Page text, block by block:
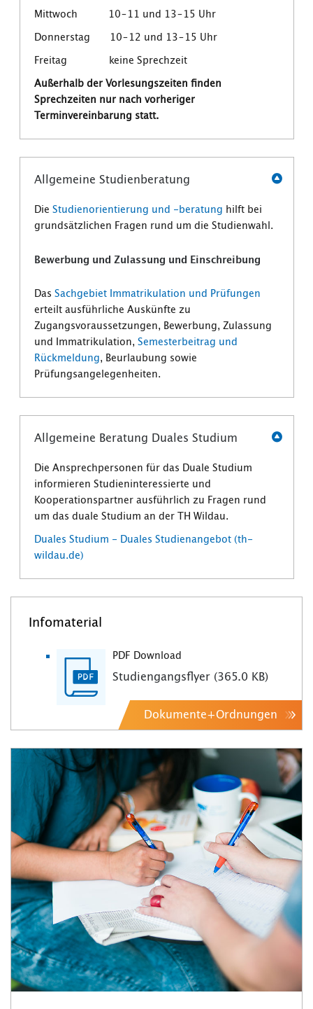
Mittwoch 10–11 und 13–15 Uhr
Donnerstag 10–12 und 13–15 Uhr
Freitag keine Sprechzeit
Außerhalb der Vorlesungszeiten finden
Sprechzeiten nur nach vorheriger
Terminvereinbarung statt.
Allgemeine Studienberatung
Die Studienorientierung und -beratung hilft bei
grundsätzlichen Fragen rund um die Studienwahl.
Bewerbung und Zulassung und Einschreibung
Das Sachgebiet Immatrikulation und Prüfungen
erteilt ausführliche Auskünfte zu
Zugangsvoraussetzungen, Bewerbung, Zulassung
und Immatrikulation, Semesterbeitrag und
Rückmeldung, Beurlaubung sowie
Prüfungsangelegenheiten.
Allgemeine Beratung Duales Studium
Die Ansprechpersonen für das Duale Studium
informieren Studieninteressierte und
Kooperationspartner ausführlich zu Fragen rund
um das duale Studium an der TH Wildau.
Duales Studium - Duales Studienangebot (th-
wildau.de)
Infomaterial
PDF Download
Studiengangsflyer (365.0 KB)
Dokumente+Ordnungen